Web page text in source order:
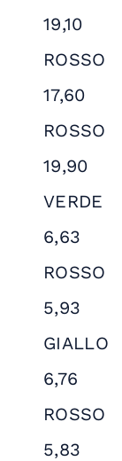
19,10
ROSSO
17,60
ROSSO
19,90
VERDE
6,63
ROSSO
5,93
GIALLO
6,76
ROSSO
5,83